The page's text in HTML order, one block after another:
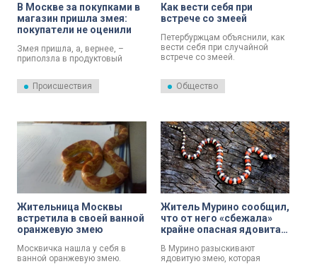
В Москве за покупками в
магазин пришла змея:
покупатели не оценили
Змея пришла, а, вернее, –
приползла в продуктовый
весь персонал и покупателей.
Происшествия
Как вести себя при
встрече со змеей
Петербуржцам объяснили, как
вести себя при случайной
встрече со змеей.
Общество
Жительница Москвы
встретила в своей ванной
оранжевую змею
Москвичка нашла у себя в
ванной оранжевую змею.
Житель Мурино сообщил,
что от него «сбежала»
крайне опасная ядовитая
В Мурино разыскивают
ядовитую змею, которая